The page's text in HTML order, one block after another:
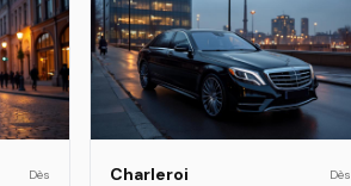
Dès Charleroi Dès